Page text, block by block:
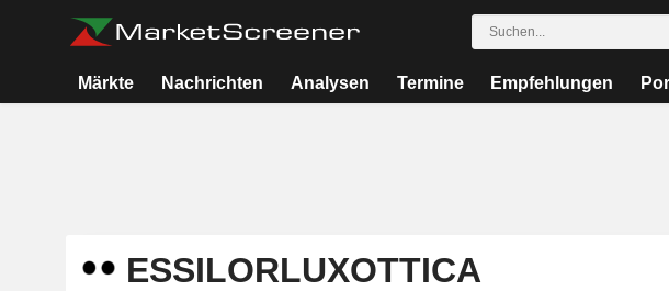
Märkte Nachrichten Analysen Termine Empfehlungen
ESSILORLUXOTTICA